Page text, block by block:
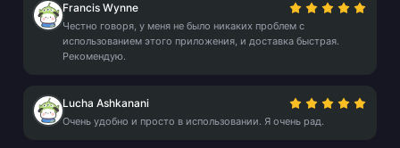
Francis Wynne
Честно говоря, у меня не было никаких проблем с
использованием этого приложения, и доставка быстрая.
Рекомендую.
Lucha Ashkanani
Очень удобно и просто в использовании. Я очень рад.